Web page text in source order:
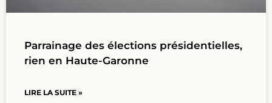
Parrainage des élections présidentielles,
rien en Haute-Garonne
LIRE LA SUITE »